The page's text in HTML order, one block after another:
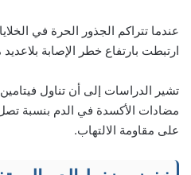
عندما تتراكم الجذور الحرة في
ارتبطت بارتفاع خطر الإصابة
تشير الدراسات إلى أن تناول
على مقاومة الالتهاب.